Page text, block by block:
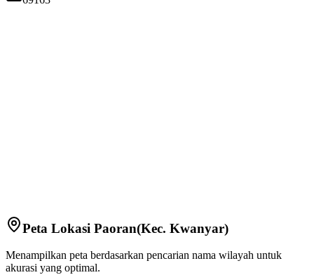
Peta Lokasi Paoran(Kec. Kwanyar)
Menampilkan peta berdasarkan pencarian nama wilayah untuk
akurasi yang optimal.